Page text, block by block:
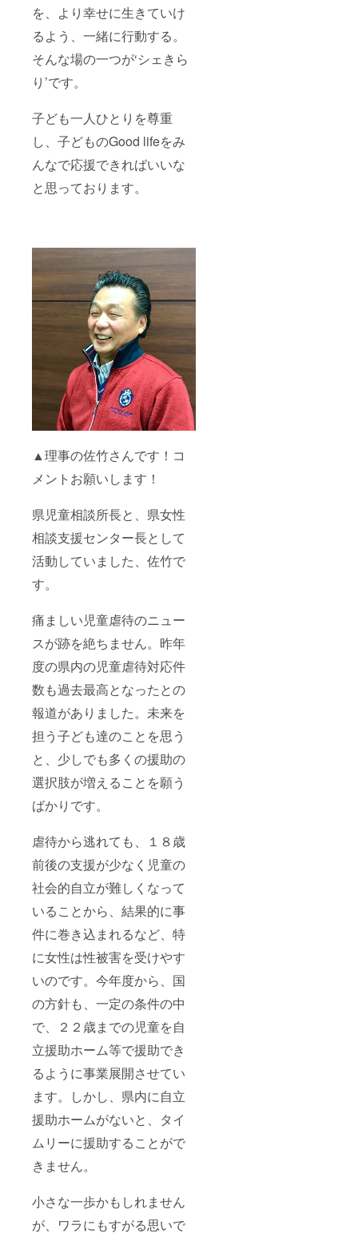
を、より幸せに生きていけ
るよう、一緒に行動する。
そんな場の一つが‘シェきら
り’です。
子ども一人ひとりを尊重
し、子どものGood lifeをみ
んなで応援できればいいな
と思っております。
▲理事の佐竹さんです！コ
メントお願いします！
県児童相談所長と、県女性
相談支援センター長として
活動していました、佐竹で
す。
痛ましい児童虐待のニュー
スが跡を絶ちません。昨年
度の県内の児童虐待対応件
数も過去最高となったとの
報道がありました。未来を
担う子ども達のことを思う
と、少しでも多くの援助の
選択肢が増えることを願う
ばかりです。
虐待から逃れても、１８歳
前後の支援が少なく児童の
社会的自立が難しくなって
いることから、結果的に事
件に巻き込まれるなど、特
に女性は性被害を受けやす
いのです。今年度から、国
の方針も、一定の条件の中
で、２２歳までの児童を自
立援助ホーム等で援助でき
るように事業展開させてい
ます。しかし、県内に自立
援助ホームがないと、タイ
ムリーに援助することがで
きません。
小さな一歩かもしれません
が、ワラにもすがる思いで